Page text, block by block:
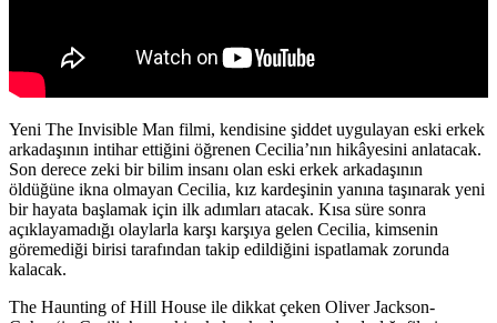
Yeni The Invisible Man filmi, kendisine şiddet uygulayan eski erkek
arkadaşının intihar ettiğini öğrenen Cecilia’nın hikâyesini anlatacak.
Son derece zeki bir bilim insanı olan eski erkek arkadaşının
öldüğüne ikna olmayan Cecilia, kız kardeşinin yanına taşınarak yeni
bir hayata başlamak için ilk adımları atacak. Kısa süre sonra
açıklayamadığı olaylarla karşı karşıya gelen Cecilia, kimsenin
göremediği birisi tarafından takip edildiğini ispatlamak zorunda
kalacak.
The Haunting of Hill House ile dikkat çeken Oliver Jackson-